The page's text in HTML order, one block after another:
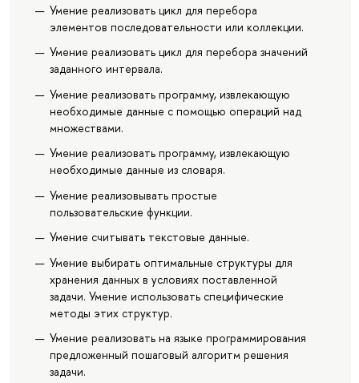
Умение реализовать цикл для перебора
элементов последовательности или коллекции.
Умение реализовать цикл для перебора значений
заданного интервала.
Умение реализовать программу, извлекающую
необходимые данные с помощью операций над
множествами.
Умение реализовать программу, извлекающую
необходимые данные из словаря.
Умение реализовывать простые
пользовательские функции.
Умение считывать текстовые данные.
Умение выбирать оптимальные структуры для
хранения данных в условиях поставленной
задачи. Умение использовать специфические
методы этих структур.
Умение реализовать на языке программирования
предложенный пошаговый алгоритм решения
задачи.